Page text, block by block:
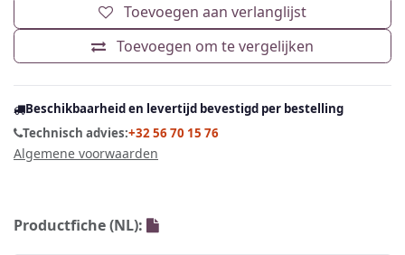
Toevoegen om te vergelijken
Toevoegen aan verlanglijst
Beschikbaarheid en levertijd bevestigd per bestelling
Technisch advies:+32 56 70 15 76
Algemene voorwaarden
Productfiche (NL):